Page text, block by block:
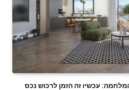
המלחמה: עכשיו זה הזמן לרכוש נכס